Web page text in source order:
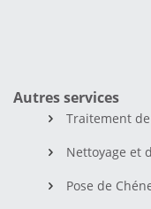
Autres services
Traitement
Nettoyage et
Pose de